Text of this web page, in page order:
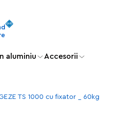
aluminiu
Accesorii
TS 1000 cu fixator _ 60kg